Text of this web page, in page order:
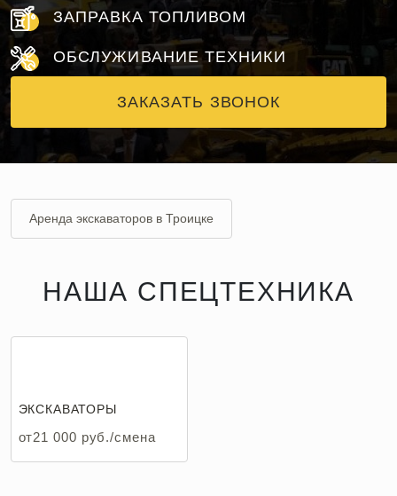
ЗАПРАВКА ТОПЛИВОМ
ОБСЛУЖИВАНИЕ ТЕХНИКИ
ЗАКАЗАТЬ ЗВОНОК
Аренда экскаваторов в Троицке
НАША СПЕЦТЕХНИКА
ЭКСКАВАТОРЫ
от21 000 руб./смена